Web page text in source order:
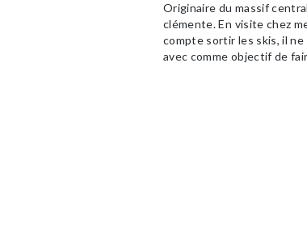
Originaire du massif
clémente. En visite chez
compte sortir les skis, il
avec comme objectif de